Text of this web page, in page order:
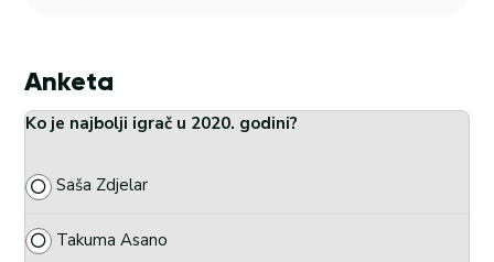
Anketa
Ko je najbolji igrač u 2020. godini?
Saša Zdjelar
Takuma Asano